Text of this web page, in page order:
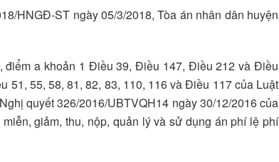
HNGĐ-ST ngày 05/3/2018, Tòa án nhân dân huyện
a khoản 1 Điều 39, Điều 147, Điều 212 và Điều
51, 55, 58, 81, 82, 83, 110, 116 và Điều 117 của Luật
quyết 326/2016/UBTVQH14 ngày 30/12/2016 của
giảm, thu, nộp, quản lý và sử dụng án phí lệ phí